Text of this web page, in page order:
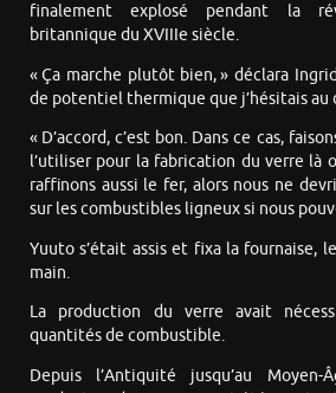
finalement explosé pendant la
britannique du XVIIIe siècle.
« Ça marche plutôt bien, » déclara
de potentiel thermique que j’hésitais au
« D’accord, c’est bon. Dans ce cas,
l’utiliser pour la fabrication du verre là
raffinons aussi le fer, alors nous ne
sur les combustibles ligneux si nous
Yuuto s’était assis et fixa la fournaise,
main.
La production du verre avait
quantités de combustible.
Depuis l’Antiquité jusqu’au